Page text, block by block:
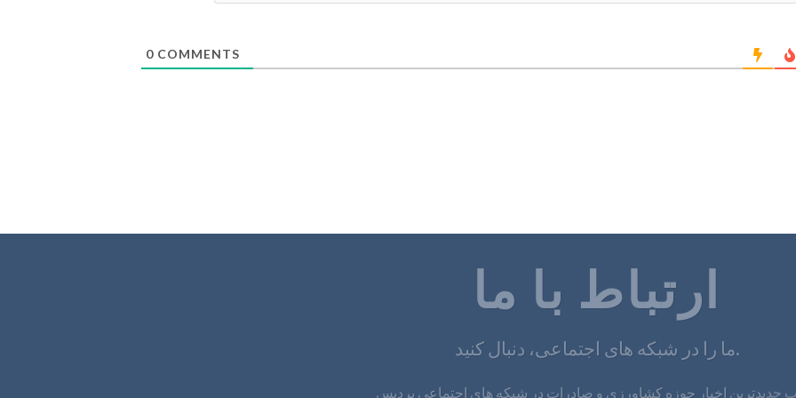
0 COMMENTS
ارتباط با ما
ما را در شبکه های اجتماعی، دنبال کنید.
جدیدترین اخبار حوزه کشاورزی و صادرات در شبکه های اجتماعی پردیس